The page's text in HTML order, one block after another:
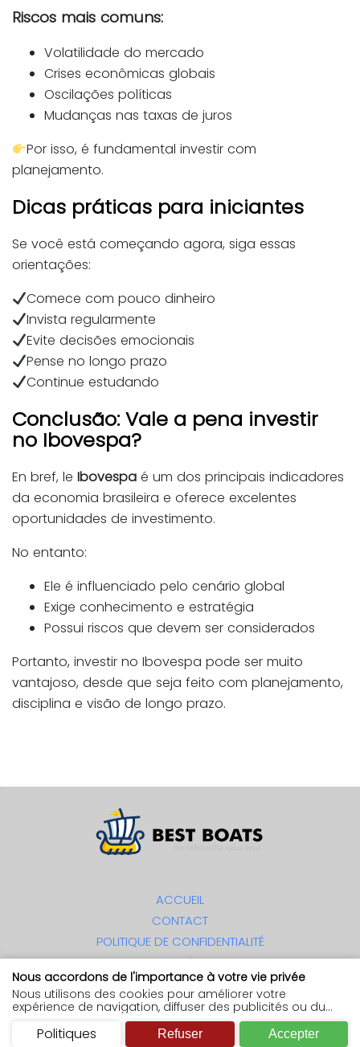
Riscos mais comuns:
Volatilidade do mercado
Crises econômicas globais
Oscilações políticas
Mudanças nas taxas de juros
Por isso, é fundamental investir com
planejamento.
Dicas práticas para iniciantes
Se você está começando agora, siga essas
orientações:
Comece com pouco dinheiro
Invista regularmente
Evite decisões emocionais
Pense no longo prazo
Continue estudando
Conclusão: Vale a pena investir
no Ibovespa?
En bref, le Ibovespa é um dos principais indicadores
da economia brasileira e oferece excelentes
oportunidades de investimento.
No entanto:
Ele é influenciado pelo cenário global
Exige conhecimento e estratégia
Possui riscos que devem ser considerados
Portanto, investir no Ibovespa pode ser muito
vantajoso, desde que seja feito com planejamento,
disciplina e visão de longo prazo.
ACCUEIL
CONTACT
POLITIQUE DE CONFIDENTIALITÉ
CONDITIONS D'UTILISATION
A PROPOS DE
© 2024. Best Boats. Tous droits réservés
Nous accordons de l'importance à votre vie privée
Nous utilisons des cookies pour améliorer votre
expérience de navigation, diffuser des publicités ou du
contenu personnalisé et analyser notre trafic. En cliquant
Acceptervous acceptez l'utilisation de cookies.
Politiques Refuser Accepter